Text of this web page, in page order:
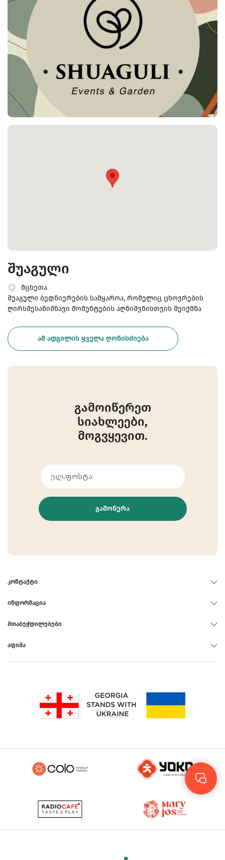
შუაგული
მცხეთა
შუაგული ბედნიერების სამყაროა, რომელიც ცხოვრების
ღირსშესანიშნავი მომენტების აღნიშვნისთვის შეიქმნა
ᲐᲛ ᲐᲓᲒᲘᲚᲘᲡ ᲧᲕᲔᲚᲐ ᲦᲝᲜᲘᲡᲫᲘᲔᲑᲐ
გამოიწერეთ
სიახლეები,
მოგვყევით.
ᲒᲐᲛᲝᲬᲔᲠᲐ
ᲙᲝᲜᲢᲐᲥᲢᲘ
ᲘᲜᲤᲝᲠᲛᲐᲪᲘᲐ
ᲨᲗᲐᲑᲔᲭᲓᲘᲚᲔᲑᲔᲑᲘ
ᲐᲤᲘᲨᲐ
Rus